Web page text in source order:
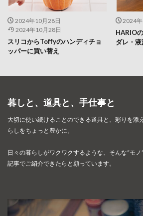
2024年10月28日
2024年10月28日
スリコからToffyのハンディチョ
ッパーに買い替え
2024
HARIO
ダレ・
暮しと、道具と、手仕事と
大切に使い続けることのできる道具と、彩りを添
らしをちょっと豊かに。
日々の暮らしがワクワクするような、そんな“モノ
記事でご紹介できたらと願っています。